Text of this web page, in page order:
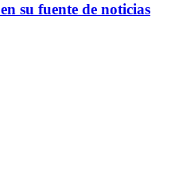
en su fuente de noticias